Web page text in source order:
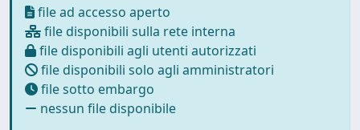
file ad accesso aperto
file disponibili sulla rete interna
file disponibili agli utenti autorizzati
file disponibili solo agli amministratori
file sotto embargo
nessun file disponibile